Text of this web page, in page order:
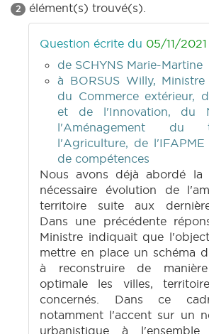
2 élément(s) trouvé(s).
Question écrite du 05/11/2021
de SCHYNS Marie-Martine
à BORSUS Willy,
du Commerce extérieur,
et de l'Innovation, du
l'Aménagement du
l'Agriculture, de
de compétences
Nous avons déjà abordé
nécessaire évolution de
territoire suite aux
Dans une précédente
Ministre indiquait que
mettre en place un schéma
à reconstruire de
optimale les villes,
concernés. Dans ce
notamment l'accent sur un
urbanistique à